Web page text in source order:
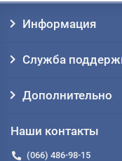
Информация
Служба
Дополнительно
Наши контакты
(066) 486-98-15